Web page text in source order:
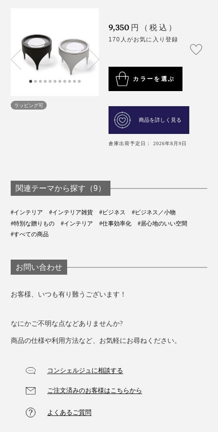
ラッピング可
9,350 円（税込）
170人がお気に入り登録
カラーを選ぶ
商品を詳しく見る
倉庫出荷予定日： 2026年8月9日
関連テーマから探す（9）
#インテリア #インテリア雑貨 #ビジネス
#ビジネス／小物
#特別な贈りもの
#インテリア #仕事効率化
#居心地のいい空間
#すべての商品
お問い合わせ
お客様、いつも有り難うございます！
なにかご不明な点などありませんか?
商品の仕様や利用方法など、お気軽にお尋ねください。
コンシェルジュに相談する
ご注文済みのお客様はこちらから
よくあるご質問